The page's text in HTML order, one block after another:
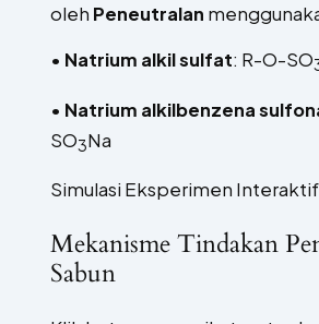
oleh Peneutralan
• Natrium alkil sulfat: R-O-SO
• Natrium alkilbenzena
SO3Na
Simulasi Eksperimen Interaktif
Mekanisme Tindakan
Sabun